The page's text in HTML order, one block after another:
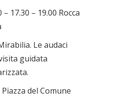
– 17.30 – 19.00 Rocca
Le audaci
guidata
del Comune